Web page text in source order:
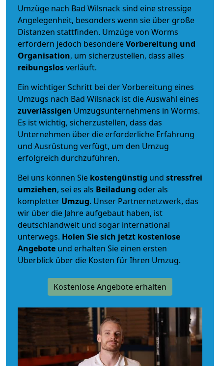
Umzüge nach Bad Wilsnack sind eine stressige
Angelegenheit, besonders wenn sie über große
Distanzen stattfinden. Umzüge von Worms
erfordern jedoch besondereVorbereitung und
Organisation, um sicherzustellen, dass alles
reibungslosverläuft.
Ein wichtiger Schritt bei der Vorbereitung eines
Umzugs nach Bad Wilsnack ist die Auswahl eines
zuverlässigen Umzugsunternehmens in Worms.
Es ist wichtig, sicherzustellen, dass das
Unternehmen über die erforderliche Erfahrung
und Ausrüstung verfügt, um den Umzug
erfolgreich durchzuführen.
Bei uns können Sie kostengünstig und stressfrei
umziehen, sei es als Beiladung oder als
kompletter Umzug. Unser Partnernetzwerk, das
wir über die Jahre aufgebaut haben, ist
deutschlandweit und sogar international
unterwegs. Holen Sie sich jetzt kostenlose
Angebote und erhalten Sie einen ersten
Überblick über die Kosten für Ihren Umzug.
Kostenlose Angebote erhalten